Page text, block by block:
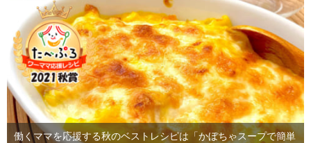
働くママを応援する秋のベストレシピは「かぼちゃスープで簡単